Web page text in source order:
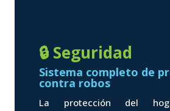
🔒 Seguridad
Sistema completo de
contra robos
La protección del